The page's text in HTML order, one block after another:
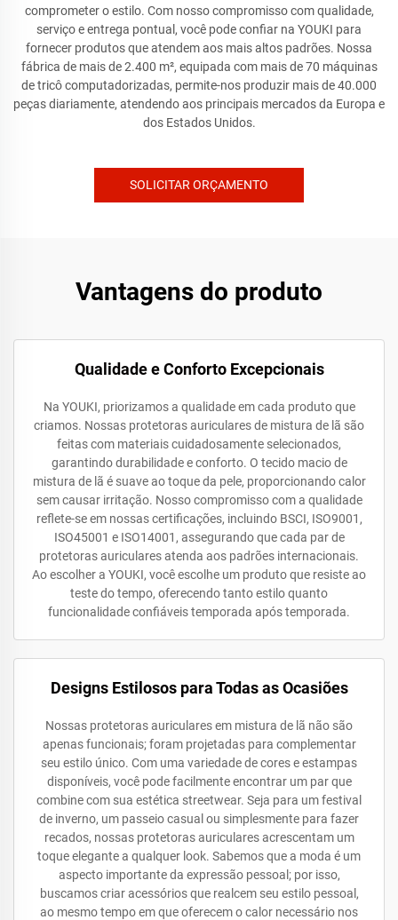
comprometer o estilo. Com nosso compromisso com qualidade,
serviço e entrega pontual, você pode confiar na YOUKI para
fornecer produtos que atendem aos mais altos padrões. Nossa
fábrica de mais de 2.400 m², equipada com mais de 70 máquinas
de tricô computadorizadas, permite-nos produzir mais de 40.000
peças diariamente, atendendo aos principais mercados da Europa e
dos Estados Unidos.
SOLICITAR ORÇAMENTO
Vantagens do produto
Qualidade e Conforto Excepcionais
Na YOUKI, priorizamos a qualidade em cada produto que
criamos. Nossas protetoras auriculares de mistura de lã são
feitas com materiais cuidadosamente selecionados,
garantindo durabilidade e conforto. O tecido macio de
mistura de lã é suave ao toque da pele, proporcionando calor
sem causar irritação. Nosso compromisso com a qualidade
reflete-se em nossas certificações, incluindo BSCI, ISO9001,
ISO45001 e ISO14001, assegurando que cada par de
protetoras auriculares atenda aos padrões internacionais.
Ao escolher a YOUKI, você escolhe um produto que resiste ao
teste do tempo, oferecendo tanto estilo quanto
funcionalidade confiáveis temporada após temporada.
Designs Estilosos para Todas as Ocasiões
Nossas protetoras auriculares em mistura de lã não são
apenas funcionais; foram projetadas para complementar
seu estilo único. Com uma variedade de cores e estampas
disponíveis, você pode facilmente encontrar um par que
combine com sua estética streetwear. Seja para um festival
de inverno, um passeio casual ou simplesmente para fazer
recados, nossas protetoras auriculares acrescentam um
toque elegante a qualquer look. Sabemos que a moda é um
aspecto importante da expressão pessoal; por isso,
buscamos criar acessórios que realcem seu estilo pessoal,
ao mesmo tempo em que oferecem o calor necessário nos